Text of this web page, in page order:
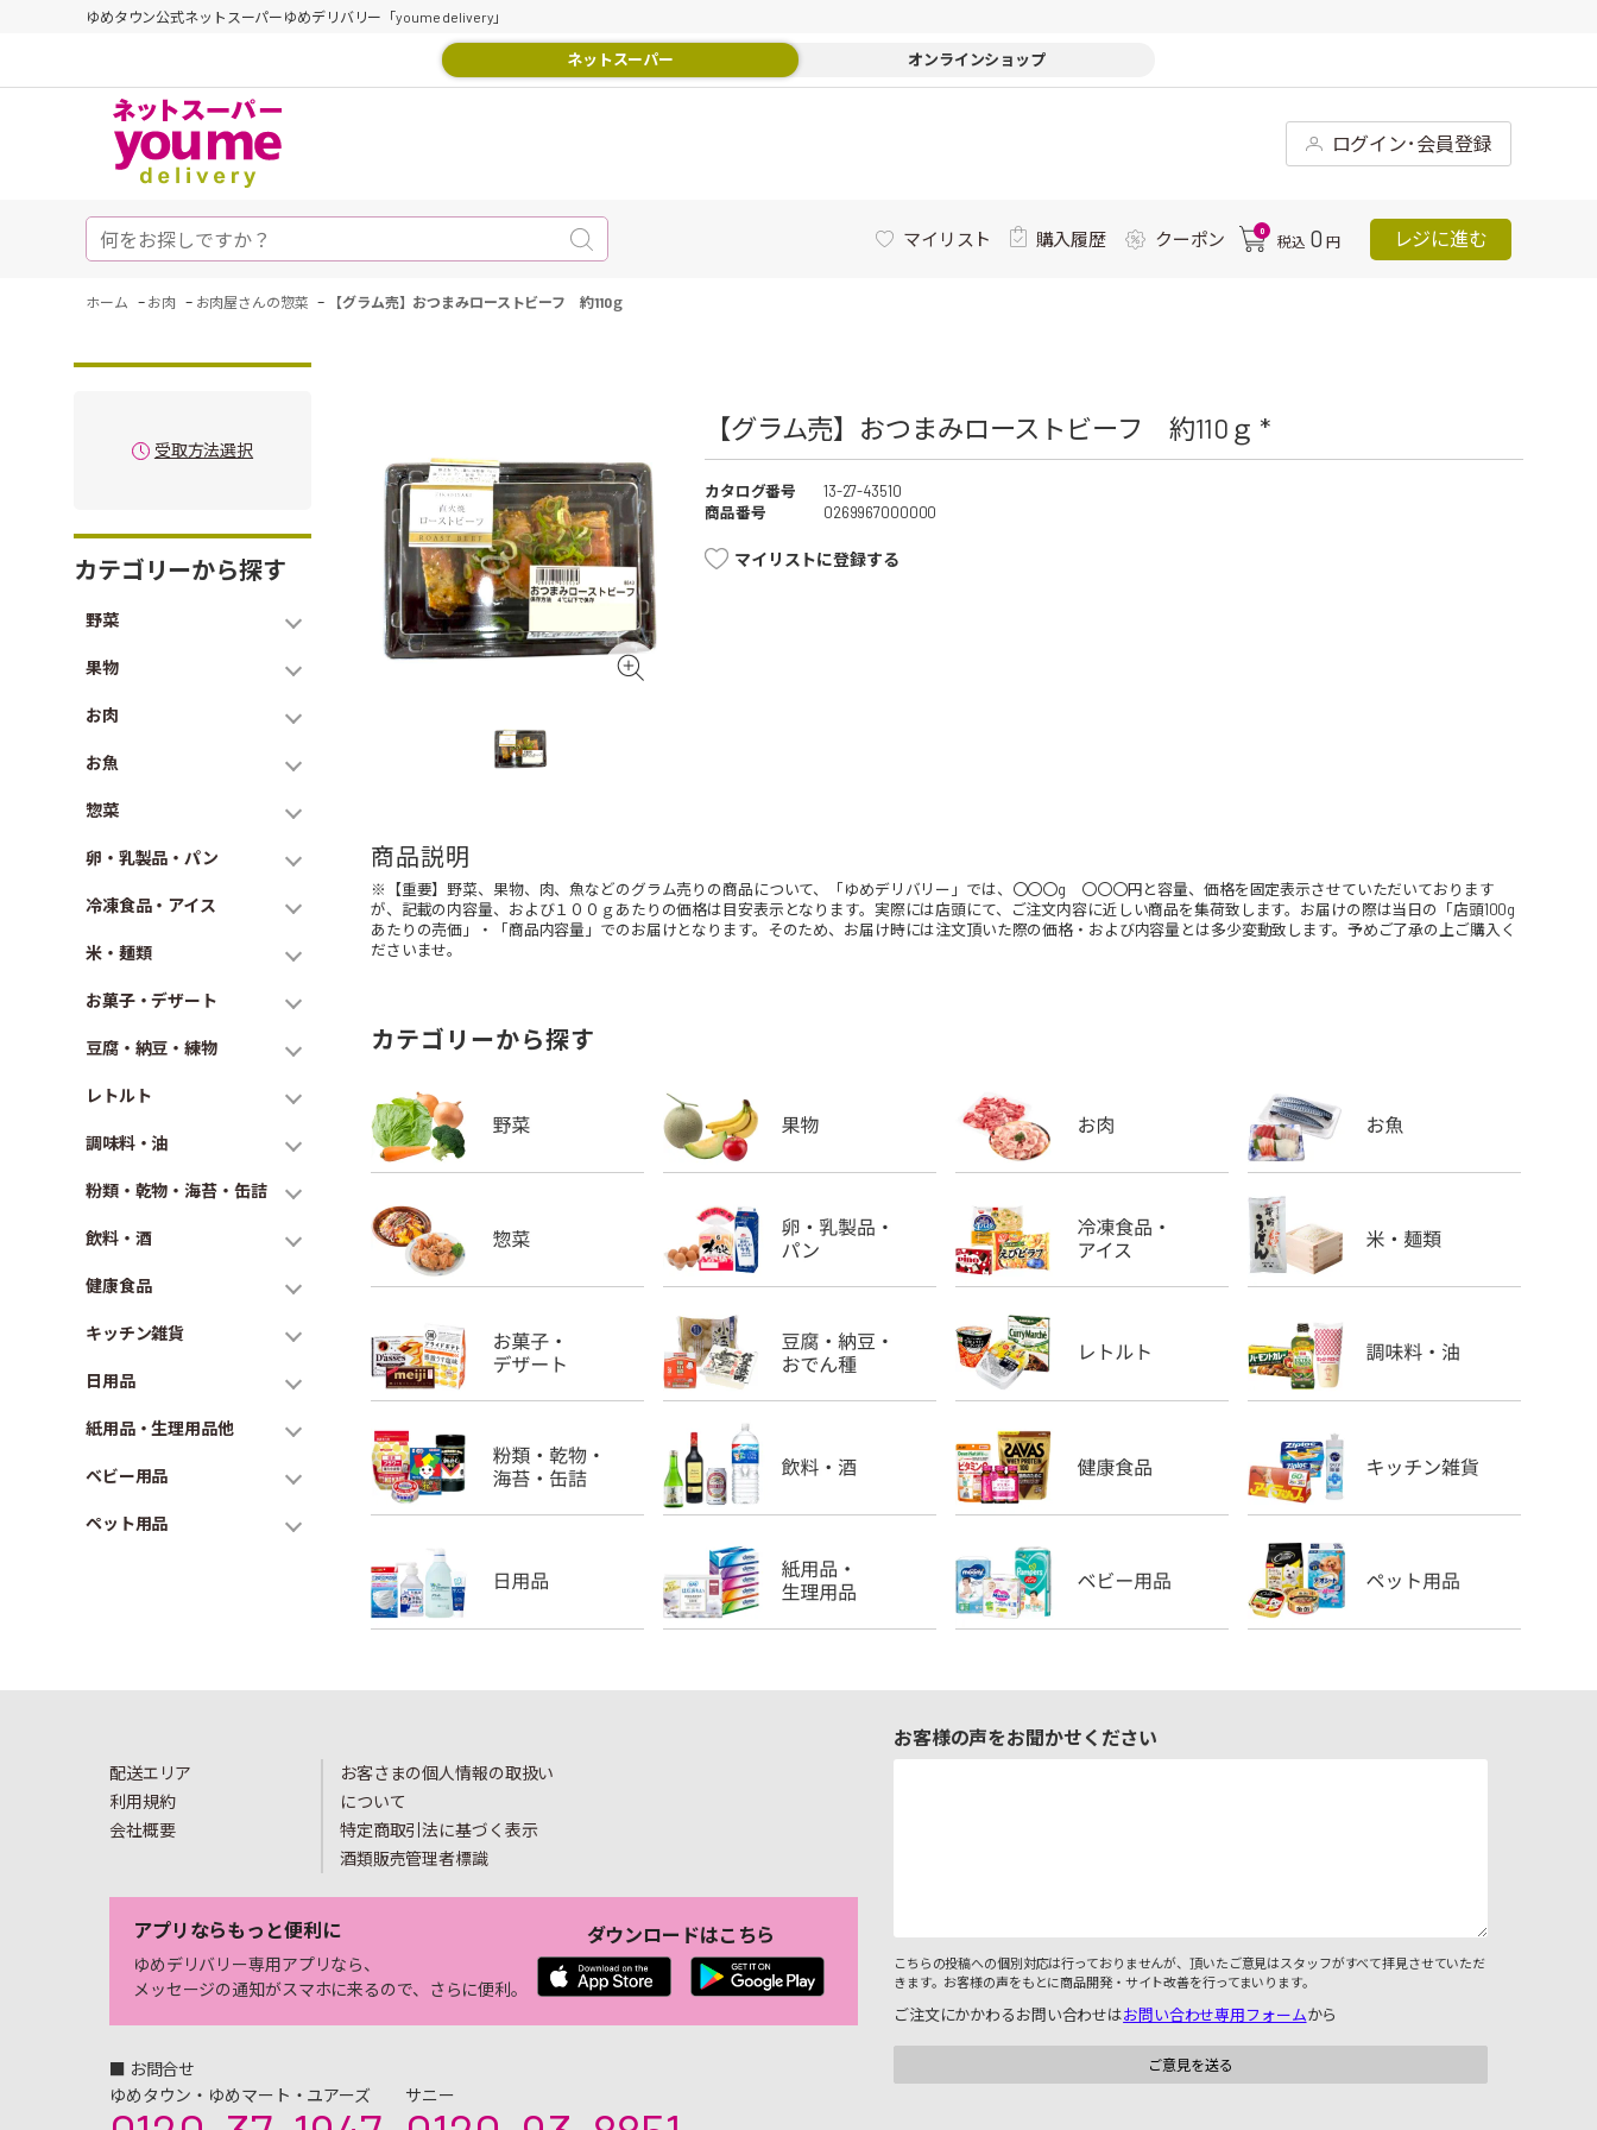
ゆめタウン公式ネットスーパーゆめデリバリー「youme delivery」
ネットスーパー オンラインショップ
ログイン･会員登録
マイリスト 購入履歴 クーポン 0
税込 0 円 レジに進む
ホーム - お肉 - お肉屋さんの惣菜 - 【グラム売】おつまみローストビーフ 約110ｇ
受取方法選択
カテゴリーから探す
野菜
果物
お肉
お魚
惣菜
卵・乳製品・パン
冷凍食品・アイス
米・麺類
お菓子・デザート
豆腐・納豆・練物
レトルト
調味料・油
粉類・乾物・海苔・缶詰
飲料・酒
健康食品
キッチン雑貨
日用品
紙用品・生理用品他
ベビー用品
ペット用品
【グラム売】おつまみローストビーフ 約110ｇ *
カタログ番号
13-27-43510
商品番号
0269967000000
マイリストに登録する
商品説明
※【重要】野菜、果物、肉、魚などのグラム売りの商品について、「ゆめデリバリー」では、〇〇〇g 〇〇〇円と容量、価格を固定表示させていただいております
が、記載の内容量、および１００ｇあたりの価格は目安表示となります。実際には店頭にて、ご注文内容に近しい商品を集荷致します。お届けの際は当日の「店頭100g
あたりの売価」・「商品内容量」でのお届けとなります。そのため、お届け時には注文頂いた際の価格・および内容量とは多少変動致します。予めご了承の上ご購入く
ださいませ。
カテゴリーから探す
配送エリア
利用規約
会社概要
お客さまの個人情報の取扱い
について
特定商取引法に基づく表示
酒類販売管理者標識
アプリならもっと便利に
ゆめデリバリー専用アプリなら、
メッセージの通知がスマホに来るので、さらに便利。
ダウンロードはこちら
■ お問合せ
ゆめタウン・ゆめマート・ユアーズ
サニー
お客様の声をお聞かせください
こちらの投稿への個別対応は行っておりませんが、頂いたご意見はスタッフがすべて拝見させていただ
きます。お客様の声をもとに商品開発・サイト改善を行ってまいります。
ご注文にかかわるお問い合わせはお問い合わせ専用フォームから